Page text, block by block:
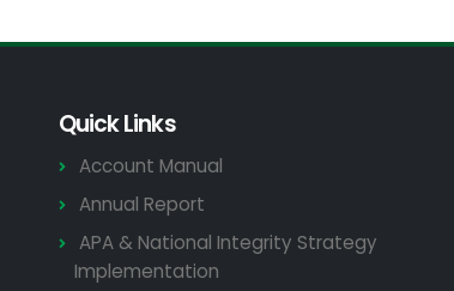
Quick Links
Account Manual
Annual Report
APA & National Integrity Strategy
Implementation